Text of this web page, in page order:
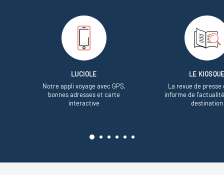
LUCIOLE
Notre appli voyage avec GPS,
bonnes adresses et carte
interactive
LE
La revue de presse
informe de
destination